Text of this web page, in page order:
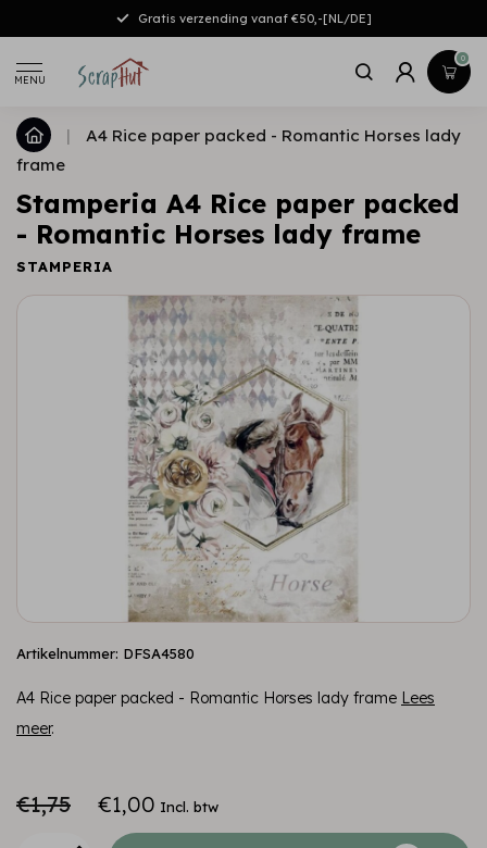
Gratis verzending vanaf €50,-[NL/DE]
MENU
0
|
A4 Rice paper packed - Romantic Horses lady
frame
Stamperia A4 Rice paper packed
- Romantic Horses lady frame
STAMPERIA
Artikelnummer: DFSA4580
A4 Rice paper packed - Romantic Horses lady frame Lees
meer.
€1,75 €1,00 Incl. btw